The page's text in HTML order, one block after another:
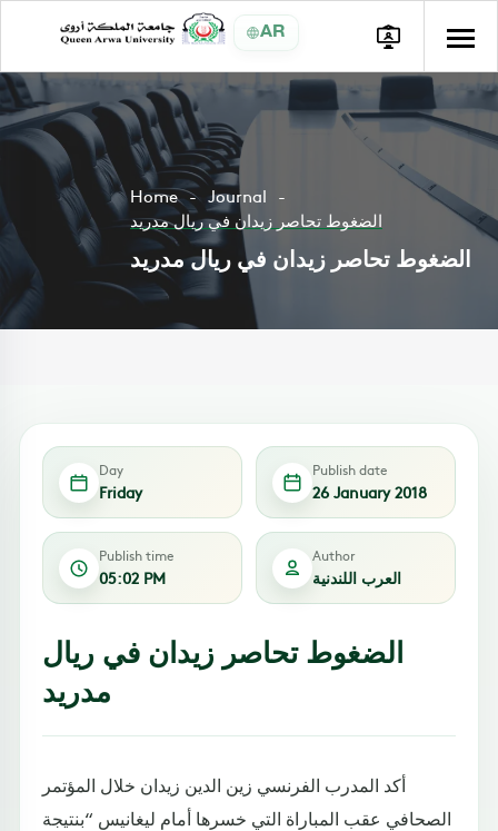
AR
Home
Journal
الضغوط تحاصر زيدان في ريال مدريد
الضغوط تحاصر زيدان في ريال مدريد
Day
Friday
Publish date
26 January 2018
Publish time
05:02 PM
Author
العرب اللندنية
الضغوط تحاصر زيدان في ريال
مدريد
أكد المدرب الفرنسي زين الدين زيدان خلال المؤتمر
الصحافي عقب المباراة التي خسرها أمام ليغانيس “بنتيجة